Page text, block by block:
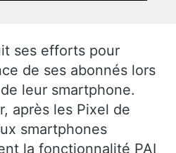
ses efforts pour
de ses abonnés lors
leur smartphone.
après les Pixel de
smartphones
la fonctionnalité PAI